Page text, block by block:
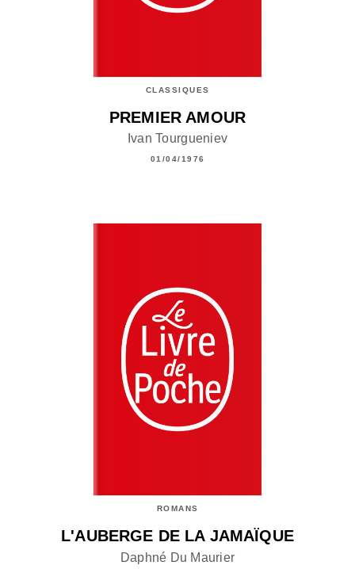
CLASSIQUES
PREMIER AMOUR
Ivan Tourgueniev
01/04/1976
ROMANS
L'AUBERGE DE LA JAMAÏQUE
Daphné Du Maurier